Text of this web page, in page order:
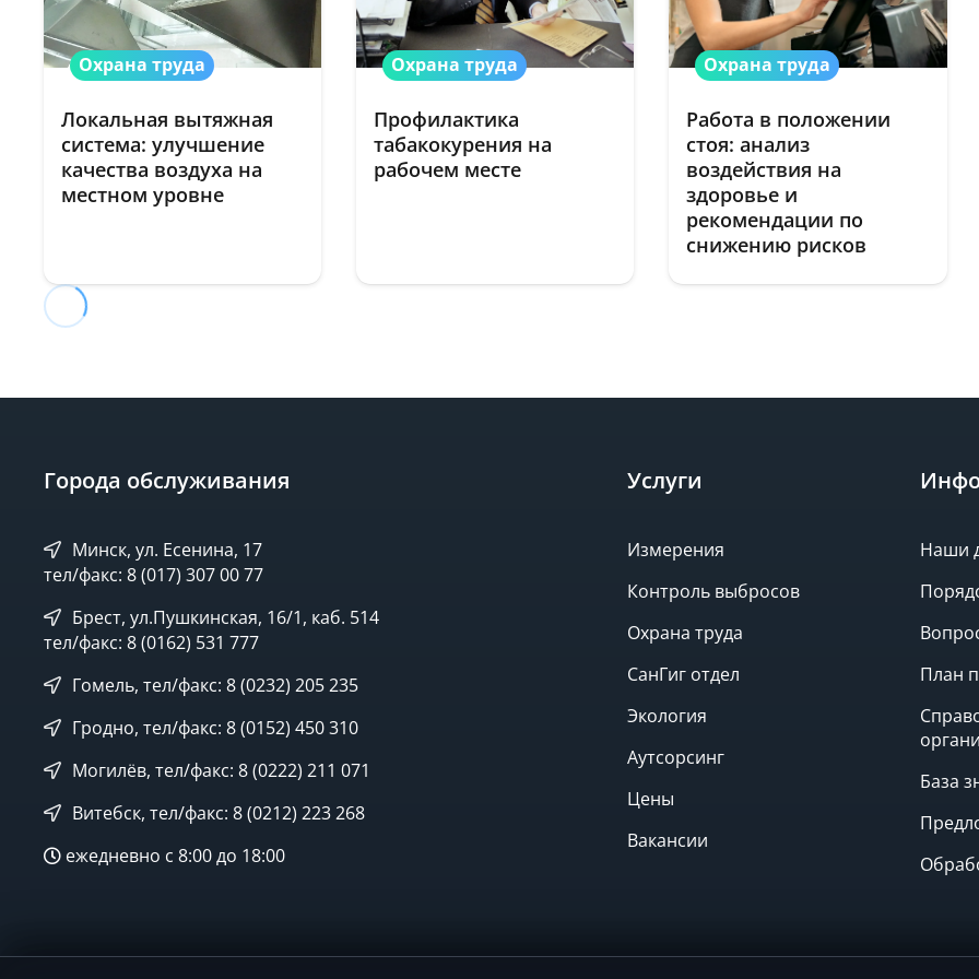
Охрана труда
Локальная вытяжная
система: улучшение
качества воздуха на
местном уровне
Охрана труда
Профилактика
табакокурения на
рабочем месте
Охрана труда
Работа в положении
стоя: анализ
воздействия на
здоровье и
рекомендации по
снижению рисков
Города обслуживания
Минск, ул. Есенина, 17
тел/факс: 8 (017) 307 00 77
Брест, ул.Пушкинская, 16/1, каб. 514
тел/факс: 8 (0162) 531 777
Гомель, тел/факс: 8 (0232) 205 235
Гродно, тел/факс: 8 (0152) 450 310
Могилёв, тел/факс: 8 (0222) 211 071
Витебск, тел/факс: 8 (0212) 223 268
ежедневно с 8:00 до 18:00
Услуги
Измерения
Контроль выбросов
Охрана труда
СанГиг отдел
Экология
Аутсорсинг
Цены
Вакансии
Наши
План
База